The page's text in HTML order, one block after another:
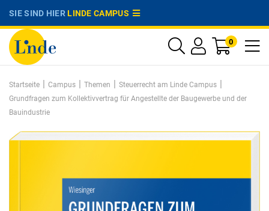
SIE SIND HIERLINDE CAMPUS
0
Startseite | Campus | Themen | Steuerrecht am Linde Campus |
Grundfragen zum Kollektivvertrag für Angestellte der Baugewerbe und der
Bauindustrie